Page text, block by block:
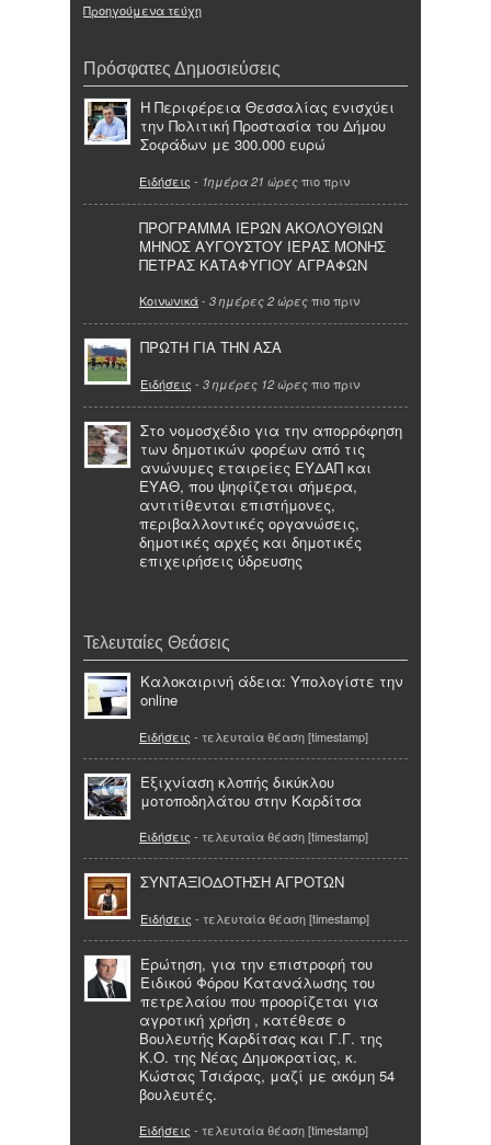
Προηγούμενα τεύχη
Πρόσφατες Δημοσιεύσεις
Η Περιφέρεια Θεσσαλίας ενισχύει
την Πολιτική Προστασία του Δήμου
Σοφάδων με 300.000 ευρώ
Ειδήσεις - 1ημέρα 21 ώρες πιο πριν
ΠΡΟΓΡΑΜΜΑ ΙΕΡΩΝ ΑΚΟΛΟΥΘΙΩΝ
ΜΗΝΟΣ ΑΥΓΟΥΣΤΟΥ ΙΕΡΑΣ ΜΟΝΗΣ
ΠΕΤΡΑΣ ΚΑΤΑΦΥΓΙΟΥ ΑΓΡΑΦΩΝ
Κοινωνικά- 3 ημέρες 2 ώρες πιο πριν
ΠΡΩΤΗ ΓΙΑ ΤΗΝ ΑΣΑ
Ειδήσεις - 3 ημέρες 12 ώρες πιο πριν
Στο νομοσχέδιο για την απορρόφηση
των δημοτικών φορέων από τις
ανώνυμες εταιρείες ΕΥΔΑΠ και
ΕΥΑΘ, που ψηφίζεται σήμερα,
αντιτίθενται επιστήμονες,
περιβαλλοντικές οργανώσεις,
δημοτικές αρχές και δημοτικές
επιχειρήσεις ύδρευσης
Τελευταίες Θεάσεις
Καλοκαιρινή άδεια: Υπολογίστε την
online
Ειδήσεις - τελευταία θέαση [timestamp]
Εξιχνίαση κλοπής δικύκλου
μοτοποδηλάτου στην Καρδίτσα
Ειδήσεις - τελευταία θέαση [timestamp]
ΣΥΝΤΑΞΙΟΔΟΤΗΣΗ ΑΓΡΟΤΩΝ
Ειδήσεις - τελευταία θέαση [timestamp]
Ερώτηση, για την επιστροφή του
Ειδικού Φόρου Κατανάλωσης του
πετρελαίου που προορίζεται για
αγροτική χρήση , κατέθεσε ο
Βουλευτής Καρδίτσας και Γ.Γ. της
Κ.Ο. της Νέας Δημοκρατίας, κ.
Κώστας Τσιάρας, μαζί με ακόμη 54
βουλευτές.
Ειδήσεις - τελευταία θέαση [timestamp]